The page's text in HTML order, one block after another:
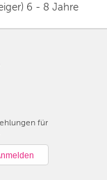
6 - 8 Jahre
für